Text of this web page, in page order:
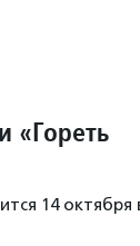
«Гореть
14 октября